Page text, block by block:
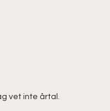
vet inte årtal.